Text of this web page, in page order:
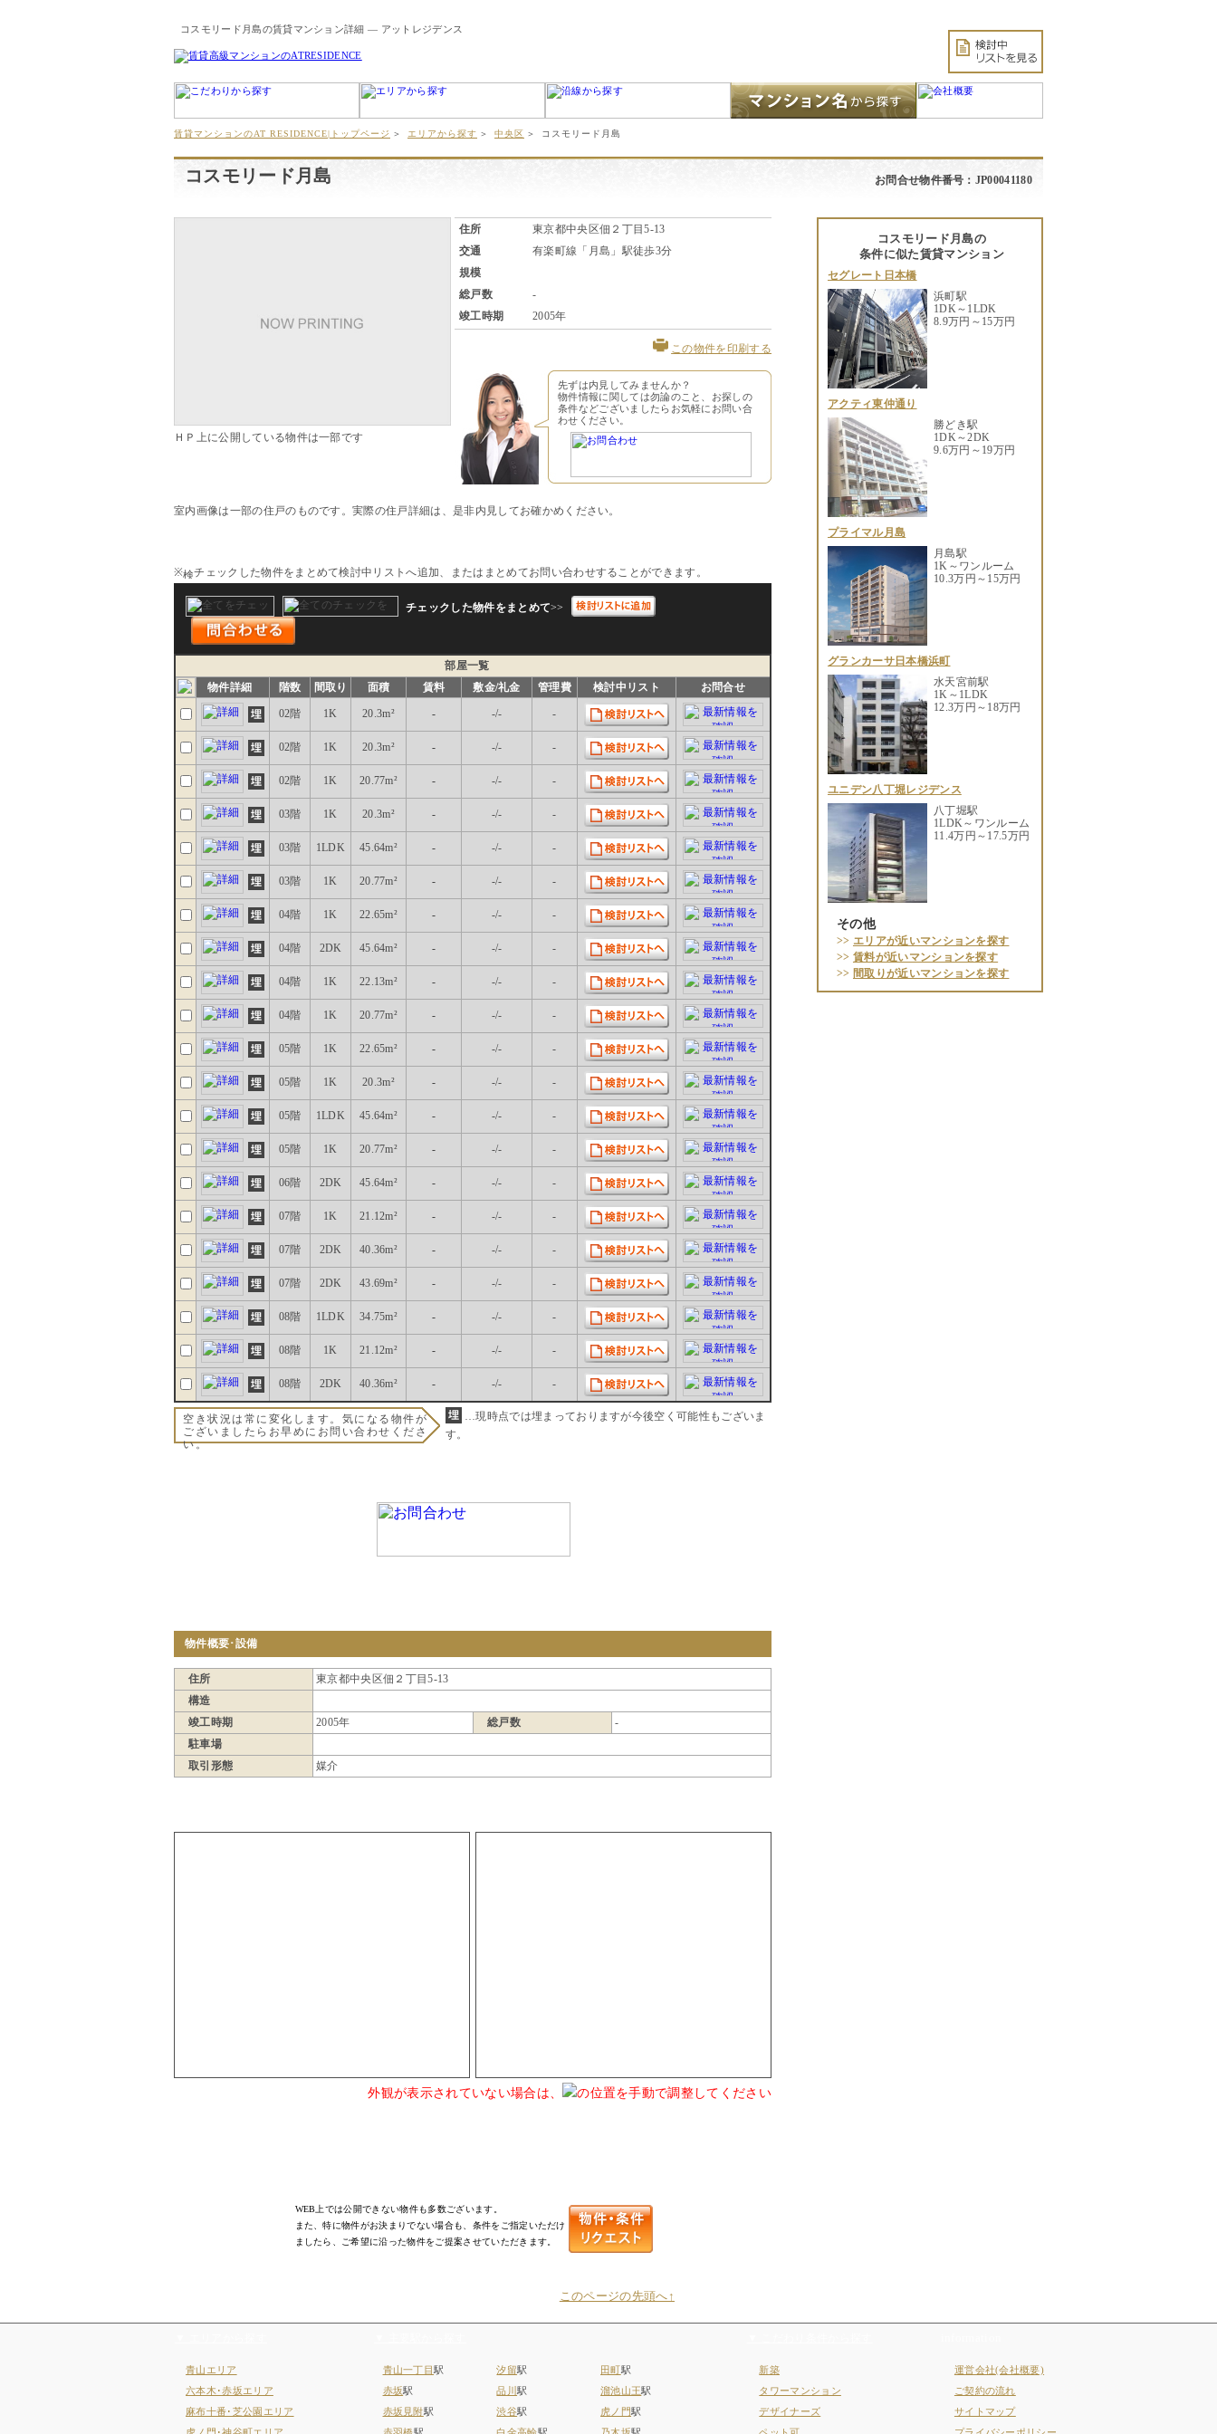
コスモリード月島の賃貸マンション詳細 ― アットレジデンス
賃貸マンションのAT RESIDENCE|トップページ ＞ エリアから探す ＞ 中央区 ＞ コスモリード月島
コスモリード月島 お問合せ物件番号：JP00041180
ＨＰ上に公開している物件は一部です
住所
東京都中央区佃２丁目5-13
交通
有楽町線「月島」駅徒歩3分
規模
総戸数
-
竣工時期
2005年
この物件を印刷する
先ずは内見してみませんか？
物件情報に関しては勿論のこと、お探しの
条件などございましたらお気軽にお問い合
わせください。
室内画像は一部の住戸のものです。実際の住戸詳細は、是非内見してお確かめください。
※ チェックした物件をまとめて検討中リストへ追加、またはまとめてお問い合わせすることができます。
チェックした物件をまとめて>>
部屋一覧
物件詳細
階数 間取り 面積 賃料 敷金/礼金 管理費 検討中リスト お問合せ
02階 1K 20.3m² - -/- -
02階 1K 20.3m² - -/- -
02階 1K 20.77m² - -/- -
03階 1K 20.3m² - -/- -
03階 1LDK 45.64m² - -/- -
03階 1K 20.77m² - -/- -
04階 1K 22.65m² - -/- -
04階 2DK 45.64m² - -/- -
04階 1K 22.13m² - -/- -
04階 1K 20.77m² - -/- -
05階 1K 22.65m² - -/- -
05階 1K 20.3m² - -/- -
05階 1LDK 45.64m² - -/- -
05階 1K 20.77m² - -/- -
06階 2DK 45.64m² - -/- -
07階 1K 21.12m² - -/- -
07階 2DK 40.36m² - -/- -
07階 2DK 43.69m² - -/- -
08階 1LDK 34.75m² - -/- -
08階 1K 21.12m² - -/- -
08階 2DK 40.36m² - -/- -
空き状況は常に変化します。気になる物件が
ございましたらお早めにお問い合わせくださ
い。
…現時点では埋まっておりますが今後空く可能性もございま
す。
物件概要･設備
住所
東京都中央区佃２丁目5-13
構造
竣工時期
2005年 総戸数
-
駐車場
取引形態
媒介
外観が表示されていない場合は、 の位置を手動で調整してください
WEB上では公開できない物件も多数ございます。
また、特に物件がお決まりでない場合も、条件をご指定いただけ
ましたら、ご希望に沿った物件をご提案させていただきます。
コスモリード月島の
条件に似た賃貸マンション
セグレート日本橋
浜町駅
1DK～1LDK
8.9万円～15万円
アクティ東仲通り
勝どき駅
1DK～2DK
9.6万円～19万円
プライマル月島
月島駅
1K～ワンルーム
10.3万円～15万円
グランカーサ日本橋浜町
水天宮前駅
1K～1LDK
12.3万円～18万円
ユニデン八丁堀レジデンス
八丁堀駅
1LDK～ワンルーム
11.4万円～17.5万円
その他
>> エリアが近いマンションを探す
>> 賃料が近いマンションを探す
>> 間取りが近いマンションを探す
このページの先頭へ↑
青山エリア
六本木･赤坂エリア
麻布十番･芝公園エリア
青山一丁目駅
赤坂駅
赤坂見附駅
汐留駅
品川駅
渋谷駅
田町駅
溜池山王駅
虎ノ門駅
新築
タワーマンション
デザイナーズ
運営会社(会社概要)
ご契約の流れ
サイトマップ